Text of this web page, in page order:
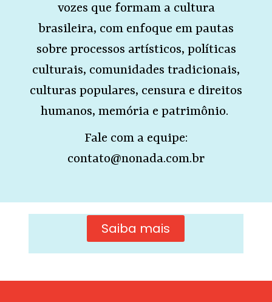
vozes que formam a cultura
brasileira, com enfoque em pautas
sobre processos artísticos, políticas
culturais, comunidades tradicionais,
culturas populares, censura e direitos
humanos, memória e patrimônio.
Fale com a equipe:
contato@nonada.com.br
Saiba mais